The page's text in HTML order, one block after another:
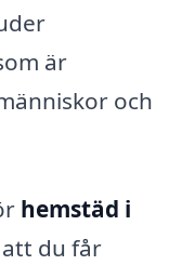
är
och
hemstäd i
du får